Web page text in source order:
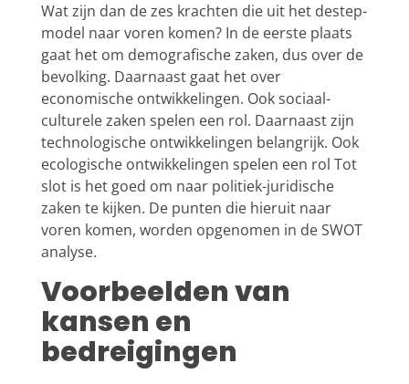
Wat zijn dan de zes krachten die uit het destep-
model naar voren komen? In de eerste plaats
gaat het om demografische zaken, dus over de
bevolking. Daarnaast gaat het over
economische ontwikkelingen. Ook sociaal-
culturele zaken spelen een rol. Daarnaast zijn
technologische ontwikkelingen belangrijk. Ook
ecologische ontwikkelingen spelen een rol Tot
slot is het goed om naar politiek-juridische
zaken te kijken. De punten die hieruit naar
voren komen, worden opgenomen in de SWOT
analyse.
Voorbeelden van
kansen en
bedreigingen